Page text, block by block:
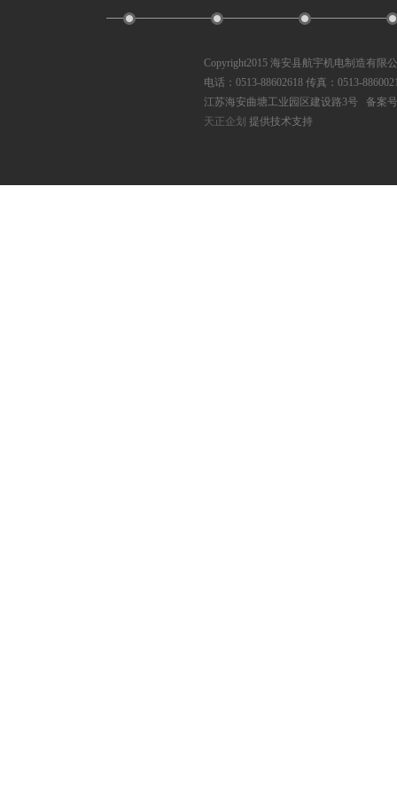
Copyright2015 海安县航宇机电制造有限
电话：0513-88602618 传真：0513-
江苏海安曲塘工业园区建设路3号 备案
天正企划 提供技术支持